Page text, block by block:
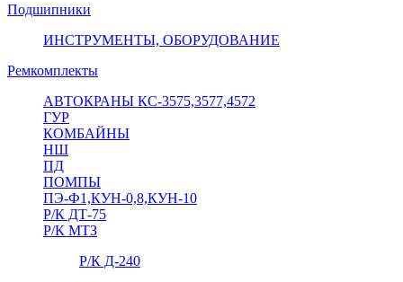
Подшипники
ИНСТРУМЕНТЫ, ОБОРУДОВАНИЕ
Ремкомплекты
АВТОКРАНЫ КС-3575,3577,4572
ГУР
КОМБАЙНЫ
НШ
ПД
ПОМПЫ
ПЭ-Ф1,КУН-0,8,КУН-10
Р/К ДТ-75
Р/К МТЗ
Р/К Д-240